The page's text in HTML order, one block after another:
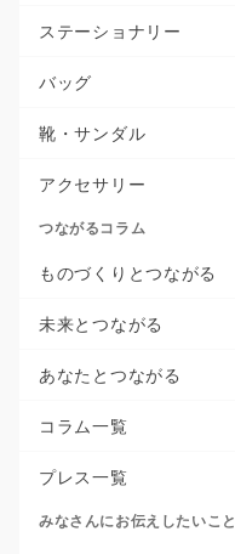
ステーショナリー
バッグ
靴・サンダル
アクセサリー
つながるコラム
ものづくりとつながる
未来とつながる
あなたとつながる
コラム一覧
プレス一覧
みなさんにお伝えしたいこと